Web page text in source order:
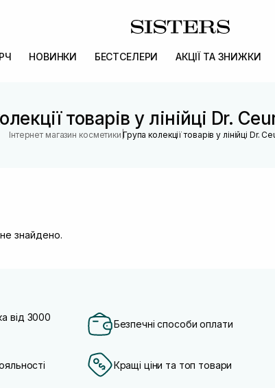
НОВИНКИ БЕСТСЕЛЕРИ АКЦІЇ ТА ЗНИЖКИ
товарів у лінійці Dr.
Інтернет магазин косметики |Група колекції товарів у лінійці Dr.
знайдено.
від 3000
Безпечні способи оплати
Кращі ціни та топ товари